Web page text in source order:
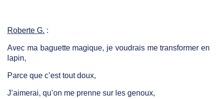
Roberte G. :
Avec ma baguette magique, je voudrais me transformer en
lapin,
Parce que c’est tout doux,
J’aimerai, qu’on me prenne sur les genoux,